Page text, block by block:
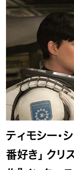
ティモシー・
番好き」 クリ